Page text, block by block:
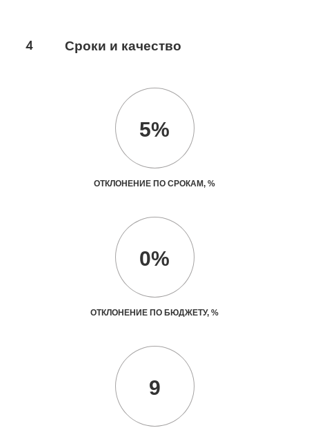
4 Сроки и качество
5%
ОТКЛОНЕНИЕ ПО СРОКАМ, %
0%
ОТКЛОНЕНИЕ ПО БЮДЖЕТУ, %
9